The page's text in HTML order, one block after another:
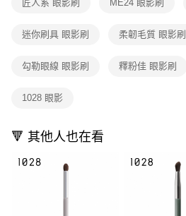
匠人系 眼影刷 ME24 眼影刷
迷你刷具 眼影刷 柔韌毛質 眼影刷
勾勒眼線 眼影刷 釋粉佳 眼影刷
1028 眼影
🔻 其他人也在看